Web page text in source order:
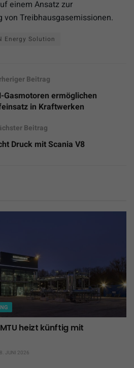
einem Ansatz zur
von Treibhausgasemissionen.
Energy Solution
Beitrag
Gasmotoren ermöglichen
in Kraftwerken
Beitrag
Druck mit Scania V8
heizt künftig mit
JUNI 2026